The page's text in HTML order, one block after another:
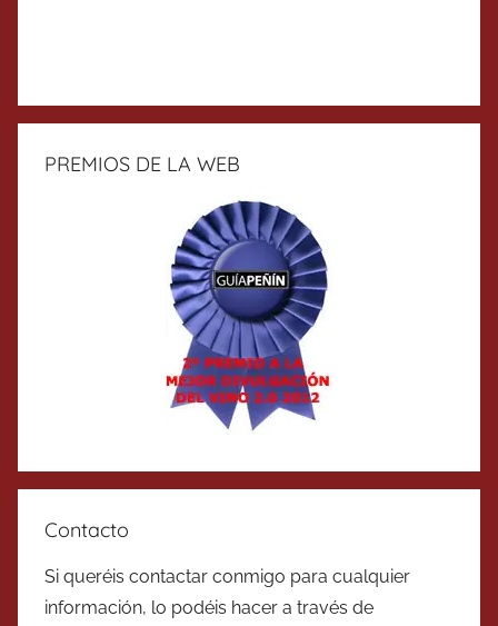
PREMIOS DE LA WEB
Contacto
Si queréis contactar conmigo para cualquier
información, lo podéis hacer a través de